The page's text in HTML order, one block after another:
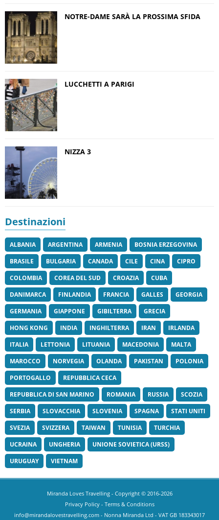
NOTRE-DAME SARÀ LA PROSSIMA SFIDA
LUCCHETTI A PARIGI
NIZZA 3
Destinazioni
ALBANIA ARGENTINA ARMENIA
BOSNIA ERZEGOVINA
BRASILE
BULGARIA CANADA CILE CINA
CIPRO
COLOMBIA
COREA DEL SUD CROAZIA
CUBA
DANIMARCA
FINLANDIA FRANCIA GALLES
GEORGIA
GERMANIA
GIAPPONE GIBILTERRA
GRECIA
HONG KONG
INDIA INGHILTERRA IRAN
IRLANDA
ITALIA
LETTONIA LITUANIA MACEDONIA
MALTA
MAROCCO
NORVEGIA OLANDA PAKISTAN
POLONIA
PORTOGALLO
REPUBBLICA CECA
REPUBBLICA DI SAN MARINO
ROMANIA RUSSIA
SCOZIA
SERBIA
SLOVACCHIA SLOVENIA SPAGNA
STATI UNITI
SVEZIA
SVIZZERA TAIWAN TUNISIA
TURCHIA
UCRAINA
UNGHERIA
UNIONE SOVIETICA (URSS)
URUGUAY
VIETNAM
Miranda Loves Travelling- Copyright © 2016-2026
Privacy Policy- Terms & Conditions
info@mirandalovestravelling.com - Nonna Miranda Ltd - VAT GB 183343017